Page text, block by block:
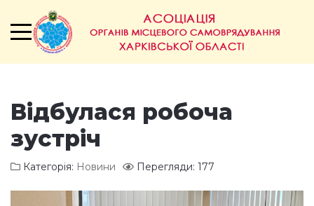
Відбулася робоча
зустріч
Категорія: Новини Перегляди: 177